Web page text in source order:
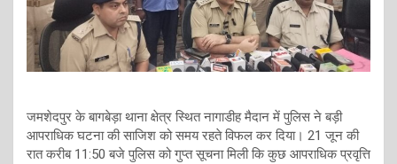
जमशेदपुर के बागबेड़ा थाना क्षेत्र स्थित नागाडीह मैदान में पुलिस ने बड़ी
आपराधिक घटना की साजिश को समय रहते विफल कर दिया। 21 जून की
रात करीब 11:50 बजे पुलिस को गुप्त सूचना मिली कि कुछ आपराधिक प्रवृत्ति